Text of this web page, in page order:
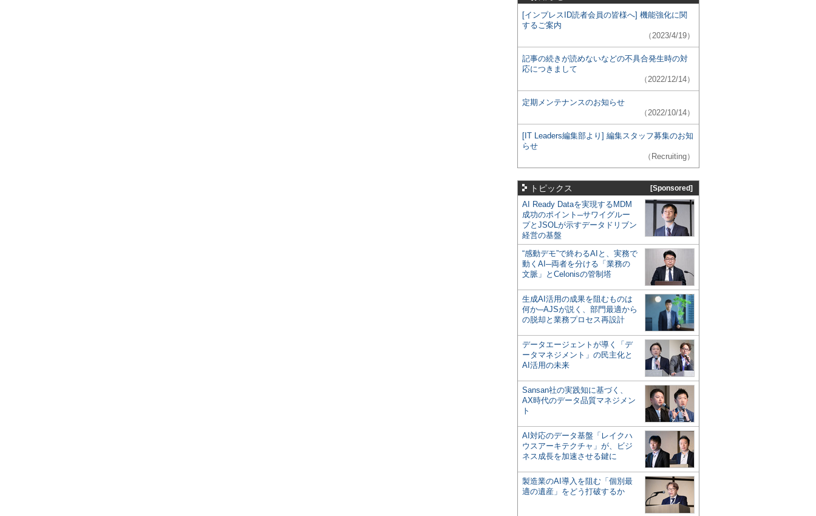
[インプレスID読者会員の皆様へ] 機能強化に関
するご案内
（2023/4/19）
記事の続きが読めないなどの不具合発生時の対
応につきまして
（2022/12/14）
定期メンテナンスのお知らせ
（2022/10/14）
[IT Leaders編集部より] 編集スタッフ募集のお知
らせ
（Recruiting）
トピックス [Sponsored]
AI Ready Dataを実現するMDM
成功のポイント─サワイグルー
プとJSOLが示すデータドリブン
経営の基盤
“感動デモ”で終わるAIと、実務で
動くAI─両者を分ける「業務の
文脈」とCelonisの管制塔
生成AI活用の成果を阻むものは
何か─AJSが説く、部門最適から
の脱却と業務プロセス再設計
データエージェントが導く「デ
ータマネジメント」の民主化と
AI活用の未来
Sansan社の実践知に基づく、
AX時代のデータ品質マネジメン
ト
AI対応のデータ基盤「レイクハ
ウスアーキテクチャ」が、ビジ
ネス成長を加速させる鍵に
製造業のAI導入を阻む「個別最
適の遺産」をどう打破するか